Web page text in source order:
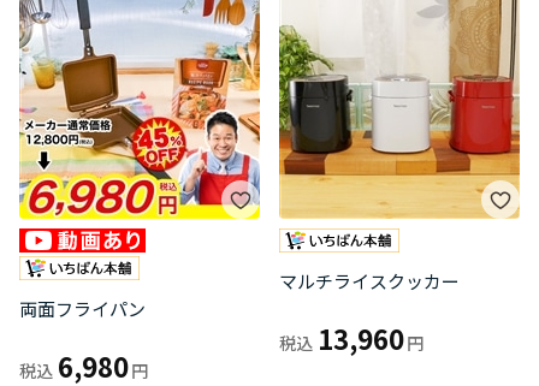
両面フライパン
6,980
マルチライスクッカー
13,960